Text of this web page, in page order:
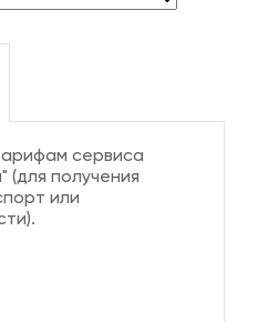
сервиса
(для получения
или